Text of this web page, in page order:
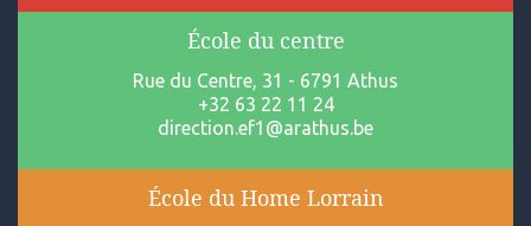
École du centre
Rue du Centre, 31 - 6791 Athus
+32 63 22 11 24
direction.ef1@arathus.be
École du Home Lorrain